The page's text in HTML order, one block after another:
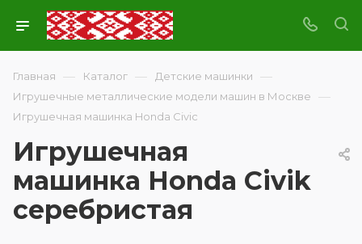
Главная — Каталог — Детские машинки —
Игрушечные металлические модели машин в Москве —
Игрушечная машинка Honda Civic
Игрушечная
машинка Honda Civik
серебристая